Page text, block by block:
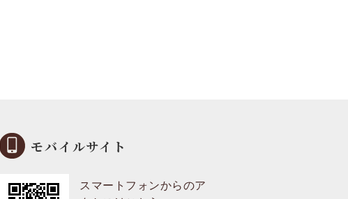
モバイルサイト
スマートフォンからのア